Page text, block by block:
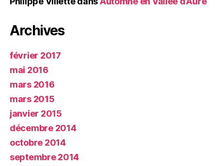
Archives
février 2017
mai 2016
mars 2016
mars 2015
janvier 2015
décembre 2014
octobre 2014
septembre 2014